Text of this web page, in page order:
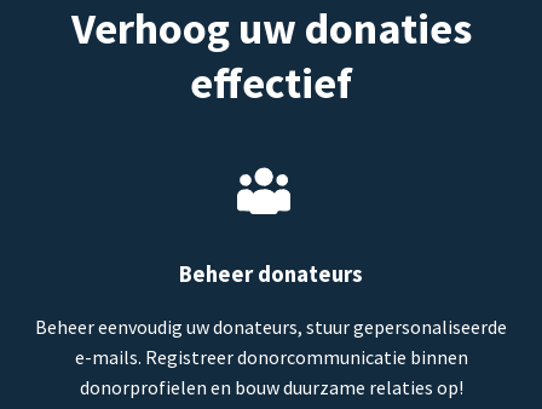
Verhoog uw donaties
effectief
Beheer donateurs
Beheer eenvoudig uw donateurs, stuur gepersonaliseerde
e-mails. Registreer donorcommunicatie binnen
donorprofielen en bouw duurzame relaties op!